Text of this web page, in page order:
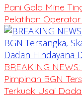
Pani Gold Mine
Pelatihan Operator
BREAKING
Pimpinan BGN
Terkuak Usai